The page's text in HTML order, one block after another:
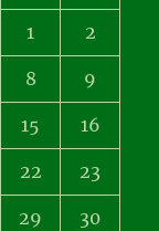
1 2
8 9
15 16
22 23
29 30